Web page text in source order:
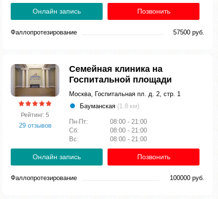
Онлайн запись Позвонить
Фаллопротезирование 57500 руб.
Рейтинг: 5
29 отзывов
Семейная клиника на
Госпитальной площади
Москва, Госпитальная пл. д. 2, стр. 1
Бауманская (1.8 км)
Пн-Пт:
08:00 - 21:00
Сб:
08:00 - 21:00
Вс:
08:00 - 21:00
Онлайн запись Позвонить
Фаллопротезирование 100000 руб.